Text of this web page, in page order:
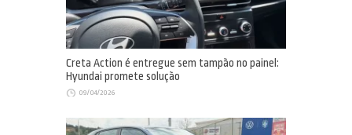
Creta Action é entregue sem tampão no painel:
Hyundai promete solução
09/04/2026